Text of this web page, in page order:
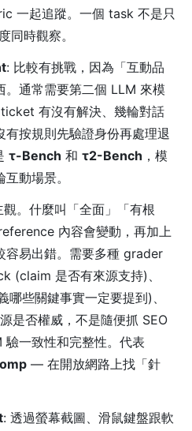
一起追蹤。一個 task 不是只
同時觀察。
: 比較有挑戰，因為「互動品
。通常需要第二個 LLM 來模
有沒有解決、幾輪對話
按規則先驗證身份再處理退
τ-Bench 和 τ2-Bench ，模
動場景。
觀。什麼叫「全面」「有根
內容會變動，再加上
容易出錯。需要多種 grader
(claim 是否有來源支持)、
些關鍵事實一定要提到)、
是否權威，不是隨便抓 SEO
一致性和完整性。代表
— 在開放網路上找「針
: 透過螢幕截圖、滑鼠鍵盤跟軟